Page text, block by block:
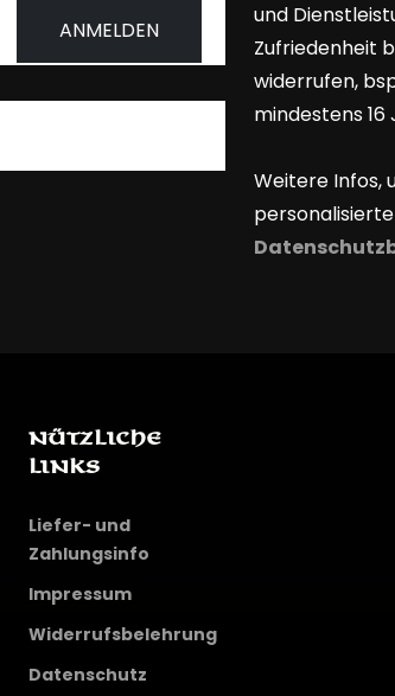
ANMELDEN
und
Zufriedenheit
widerrufen,
mindestens
Weitere Infos,
Nützliche
Links
Liefer- und
Zahlungsinfo
Impressum
Widerrufsbelehrung
Datenschutz